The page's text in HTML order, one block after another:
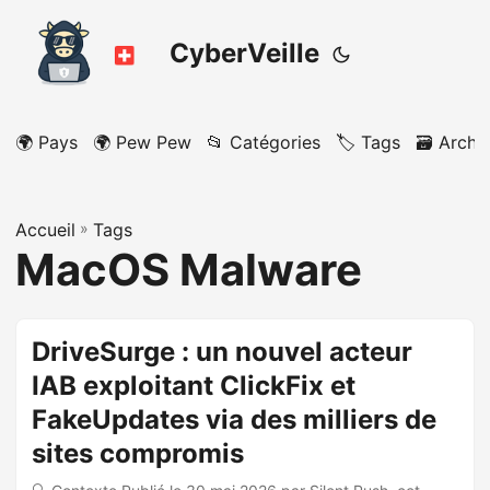
CyberVeille
🌍 Pays 🌍 Pew Pew 📂 Catégories 🏷️ Tags 🗃️
Accueil » Tags
MacOS Malware
DriveSurge : un nouvel acteur
IAB exploitant ClickFix et
FakeUpdates via des milliers de
sites compromis